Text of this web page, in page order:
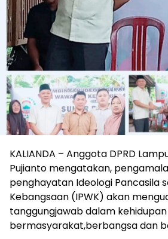
KALIANDA – Anggota DPRD
Pujianto mengatakan,
penghayatan Ideologi Pancasila
Kebangsaan (IPWK) akan
tanggungjawab dalam kehidupan
bermasyarakat,berbangsa dan